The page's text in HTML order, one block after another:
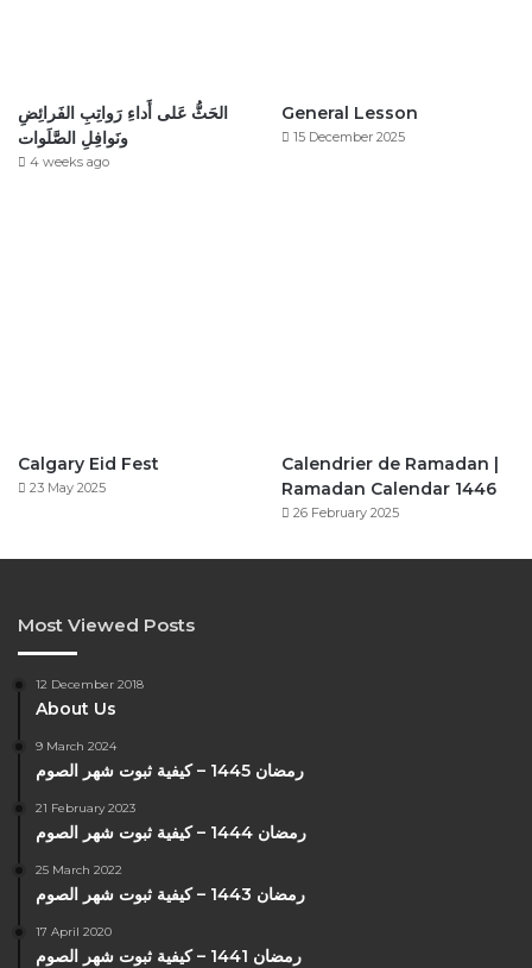
الحَثُّ عَلى أَداءِ رَواتِبِ الفَرائِضِ
ونَوافِلِ الصَّلَوات
4 weeks ago
General Lesson
15 December 2025
Calgary Eid Fest
23 May 2025
Calendrier de Ramadan |
Ramadan Calendar 1446
26 February 2025
Most Viewed Posts
12 December 2018
About Us
9 March 2024
رمضان 1445 – كيفية ثبوت شهر الصوم
21 February 2023
رمضان 1444 – كيفية ثبوت شهر الصوم
25 March 2022
رمضان 1443 – كيفية ثبوت شهر الصوم
17 April 2020
رمضان 1441 – كيفية ثبوت شهر الصوم